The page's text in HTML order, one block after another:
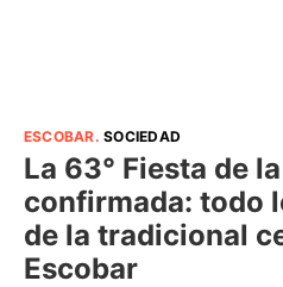
ESCOBAR.SOCIEDAD
La 63° Fiesta de
confirmada: todo
de la tradicional
Escobar